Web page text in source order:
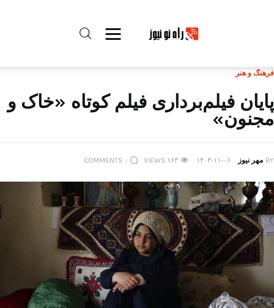
درباره راه‌ نو نیوز
حفظ حریم شخصی
قوانین بازنشر
تبلیغات راه نو نیوز
آوین دیلی
فرهنگ و هنر
پایان فیلم‌برداری فیلم کوتاه «خاک و
مجنون»
BY مهر نیوز ۱۴۰۳-۱۱-۰۶ ۱۶۳ VIEWS ۰ COMMENTS